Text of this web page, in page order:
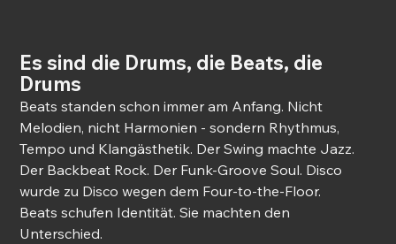
Es sind die Drums, die Beats, die
Drums
Beats standen schon immer am Anfang. Nicht
Melodien, nicht Harmonien - sondern Rhythmus,
Tempo und Klangästhetik. Der Swing machte Jazz.
Der Backbeat Rock. Der Funk-Groove Soul. Disco
wurde zu Disco wegen dem Four-to-the-Floor.
Beats schufen Identität. Sie machten den
Unterschied.